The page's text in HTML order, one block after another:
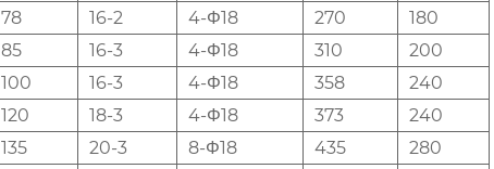
78 16-2 4-Φ18 270
180
85 16-3 4-Φ18 310
200
100 16-3 4-Φ18 358
240
120 18-3 4-Φ18 373
240
135 20-3 8-Φ18 435
280